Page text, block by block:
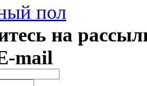
пол
на
mail